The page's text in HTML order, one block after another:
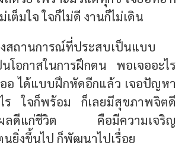
เต็มใจ ใจก็ไม่ดี งานก็ไม่เดิน
สถานการณ์ที่ประสบเป็นแบบ
โอกาสในการฝึกตน พอเจออะไร
ออ ได้แบบฝึกหัดอีกแล้ว เจอปัญหา
ไร ใจก็พร้อม ก็เลยมีสุขภาพจิตดี
ผลดีแก่ชีวิต คือมีความเจริญ
นยิ่งขึ้นไป ก็พัฒนาไปเรื่อย